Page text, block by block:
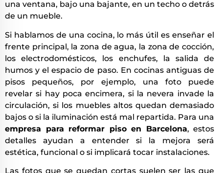
una ventana, bajo una bajante, en un techo o detrás
de un mueble.
Si hablamos de una cocina, lo más útil es enseñar el
frente principal, la zona de agua, la zona de cocción,
los electrodomésticos, los enchufes, la salida de
humos y el espacio de paso. En cocinas antiguas de
pisos pequeños, por ejemplo, una foto puede
revelar si hay poca encimera, si la nevera invade la
circulación, si los muebles altos quedan demasiado
bajos o si la iluminación está mal repartida. Para una
empresa para reformar piso en Barcelona, estos
detalles ayudan a entender si la mejora será
estética, funcional o si implicará tocar instalaciones.
Las fotos que se quedan cortas suelen ser las que